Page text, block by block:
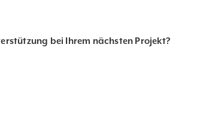
bei Ihrem nächsten Projekt?